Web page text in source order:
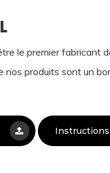
le premier fabricant
nos produits sont un